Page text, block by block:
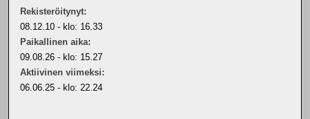
Rekisteröitynyt:
08.12.10 - klo: 16.33
Paikallinen aika:
09.08.26 - klo: 15.27
Aktiivinen viimeksi:
06.06.25 - klo: 22.24